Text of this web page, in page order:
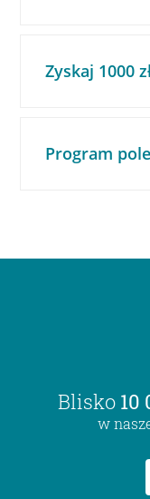
Zyskaj 1000
Program
Blisko 10
w